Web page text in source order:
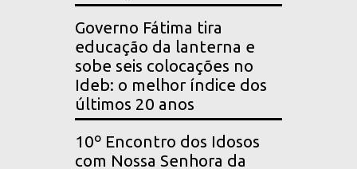
Governo Fátima tira
educação da lanterna e
sobe seis colocações no
Ideb: o melhor índice dos
últimos 20 anos
10º Encontro dos Idosos
com Nossa Senhora da